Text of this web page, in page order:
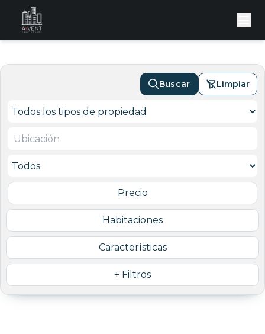
Precio
Habitaciones
Características
+ Filtros
Buscar Limpiar